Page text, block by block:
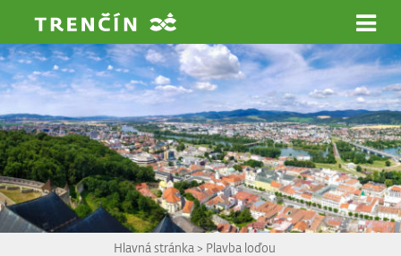
Hlavná stránka > Plavba loďou